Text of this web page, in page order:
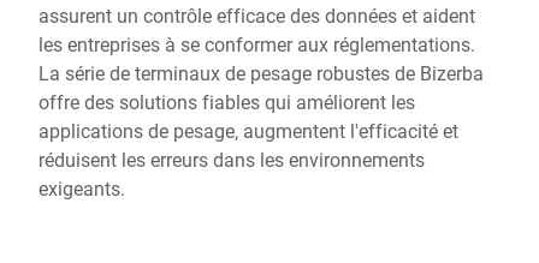
assurent un contrôle efficace des données et aident
les entreprises à se conformer aux réglementations.
La série de terminaux de pesage robustes de Bizerba
offre des solutions fiables qui améliorent les
applications de pesage, augmentent l'efficacité et
réduisent les erreurs dans les environnements
exigeants.